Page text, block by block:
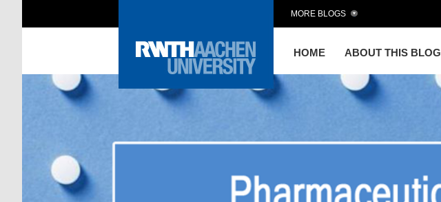
HOME ABOUT THIS BLOG
MORE BLOGS